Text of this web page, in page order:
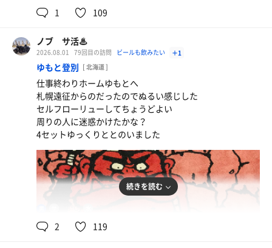
スーパードライ
水
1 109
ノブ サ活♨
2026.08.01 79回目の訪問 ビールも飲みたい ＋1
ゆもと登別 [ 北海道 ]
仕事終わりホームゆもとへ
札幌遠征からのだったのでぬるい感じした
セルフローリューしてちょうどよい
周りの人に迷惑かけたかな？
4セットゆっくりととのいました
続きを読む
2 119